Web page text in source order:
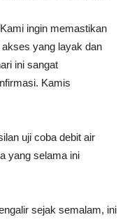
ingin memastikan
yang layak dan
ini sangat
Kamis
uji coba debit air
yang selama ini
sejak semalam, ini